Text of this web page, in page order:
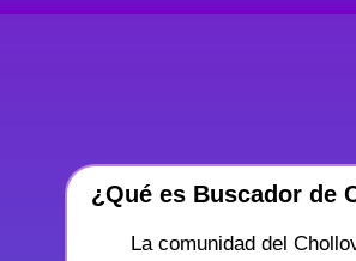
¿Qué es Buscador de
La comunidad del